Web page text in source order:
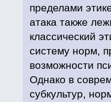
пределами
атака также
классический
систему норм,
возможности
Однако в
субкультур,